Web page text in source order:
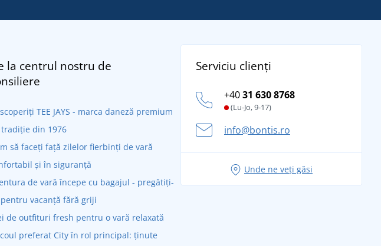
la centrul nostru de
TEE JAYS - marca daneză premium
din 1976
să faceți față zilelor fierbinți de vară
și în siguranță
de vară începe cu bagajul - pregătiți-
vacanță fără griji
de outfituri fresh pentru o vară relaxată
preferat City în rol principal: ținute
Serviciu clienți
+4031 630 8768
(Lu-Jo, 9-17)
info@bontis.ro
Unde ne veți găsi